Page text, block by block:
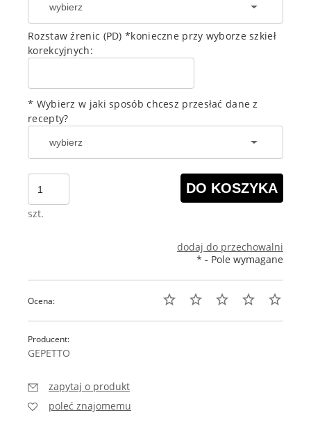
Rozstaw źrenic (PD) *konieczne przy wyborze szkieł
korekcyjnych:
* Wybierz w jaki sposób chcesz przesłać dane z
recepty?
szt.
DO KOSZYKA
dodaj do przechowalni
* - Pole wymagane
Ocena:
Producent:
GEPETTO
zapytaj o produkt
poleć znajomemu